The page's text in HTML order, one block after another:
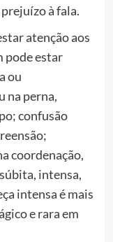
à fala.
atenção aos
pode estar
ou
na perna,
confusão
coordenação,
intensa,
intensa é mais
e rara em